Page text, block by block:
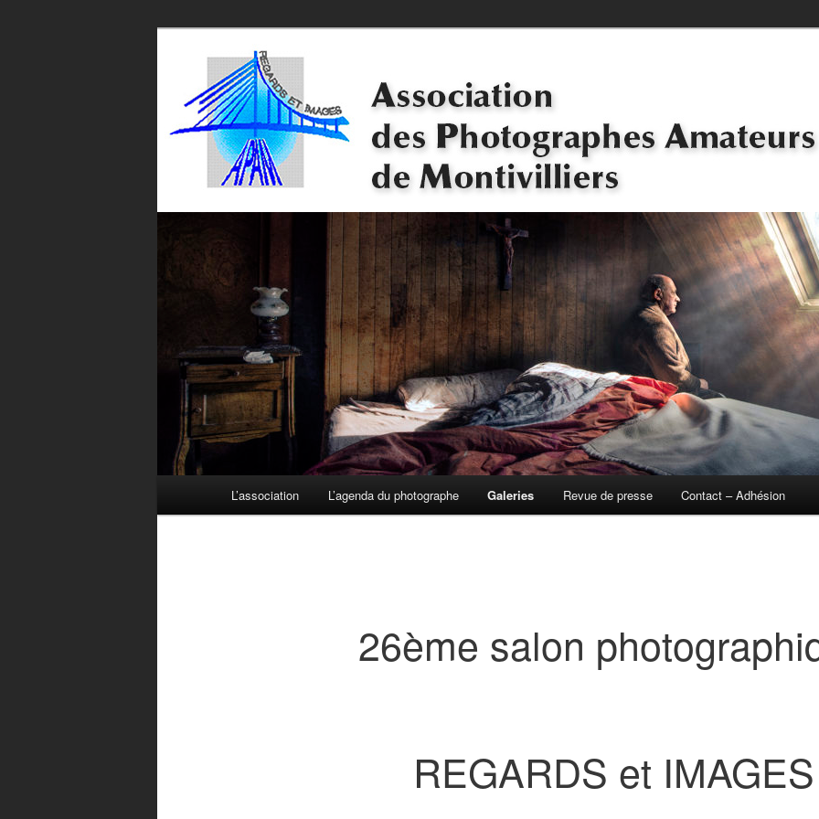
Aller au contenu principal
Aller au contenu secondaire
L’association L’agenda du photographe Galeries Revue de presse Contact – Adhésion
26ème salon
REGARDS et IMAGES